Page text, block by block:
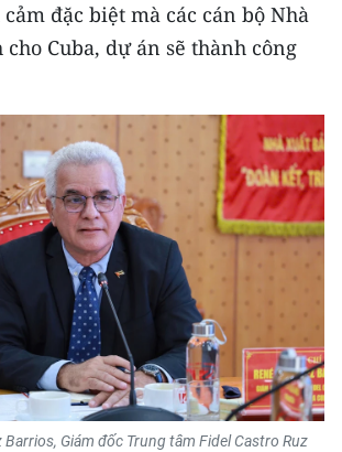
đặc biệt mà các cán bộ Nhà
Cuba, dự án sẽ thành công
Barrios, Giám đốc Trung tâm Fidel Castro Ruz